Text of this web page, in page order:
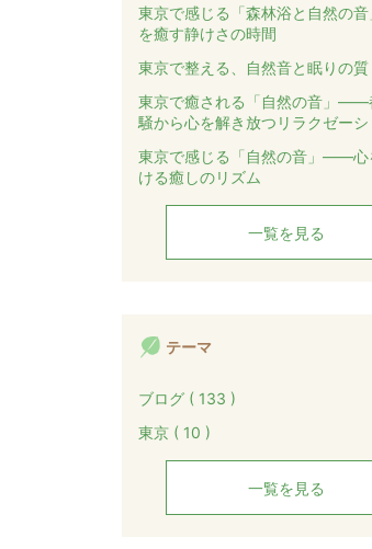
東京で感じる「森林浴と自然の
を癒す静けさの時間
東京で整える、自然音と眠りの質
東京で癒される「自然の音」――
騒から心を解き放つリラクゼーシ
東京で感じる「自然の音」――心
ける癒しのリズム
一覧を見る
テーマ
ブログ ( 133 )
東京 ( 10 )
一覧を見る